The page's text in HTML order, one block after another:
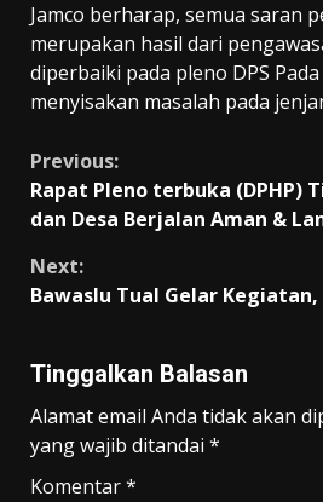
Jamco berharap, semua saran
merupakan hasil dari
diperbaiki pada pleno DPS
menyisakan masalah pada
Continue
Reading
Previous:
Rapat Pleno terbuka (DPHP)
dan Desa Berjalan Aman &
Next:
Bawaslu Tual Gelar
Tinggalkan Balasan
Alamat email Anda tidak akan
yang wajib ditandai *
Komentar*